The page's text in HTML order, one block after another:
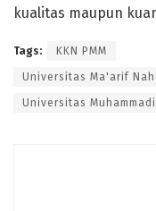
kualitas maupun
Tags: KKN PMM
Universitas Ma'arif
Universitas